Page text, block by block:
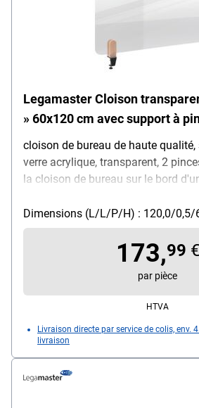
Legamaster Cloison
» 60x120 cm avec support à
cloison de bureau de haute qualité,
verre acrylique, transparent, 2
la cloison de bureau sur le bord
120 cm
Dimensions (L/L/P/H) : 120,0/0,5/
173,99 €
par pièce
HTVA
Livraison directe par service de colis, env.
livraison